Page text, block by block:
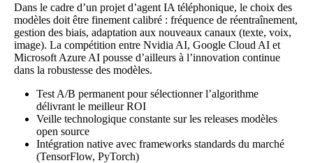
Dans le cadre d’un projet d’agent IA téléphonique, le choix des
modèles doit être finement calibré : fréquence de réentraînement,
gestion des biais, adaptation aux nouveaux canaux (texte, voix,
image). La compétition entre Nvidia AI, Google Cloud AI et
Microsoft Azure AI pousse d’ailleurs à l’innovation continue
dans la robustesse des modèles.
Test A/B permanent pour sélectionner l’algorithme
délivrant le meilleur ROI
Veille technologique constante sur les releases modèles
open source
Intégration native avec frameworks standards du marché
(TensorFlow, PyTorch)